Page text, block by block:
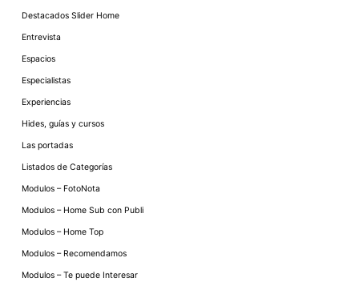
Destacados Slider Home
Entrevista
Espacios
Especialistas
Experiencias
Hides, guías y cursos
Las portadas
Listados de Categorías
Modulos – FotoNota
Modulos – Home Sub con Publi
Modulos – Home Top
Modulos – Recomendamos
Modulos – Te puede Interesar